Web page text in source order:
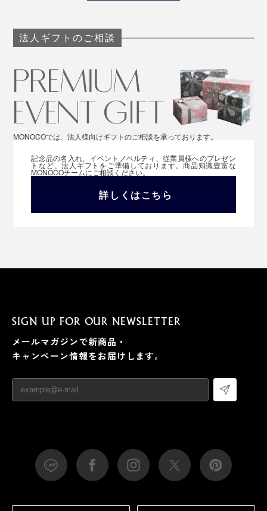
法人ギフトのご相談
MONOCOでは、法人様向けギフトのご相談を承っております。
記念品の名入れ、イベントノベルティ、従業員様へのプレゼン
トなど、法人ギフトをご準備しております。商品知識豊富な
MONOCOチームにご相談ください。
詳しくはこちら
SIGN UP FOR OUR NEWSLETTER
メールマガジンで新商品・
キャンペーン情報をお届けします。